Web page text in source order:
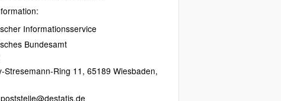
Informationsservice
Bundesamt
Stresemann-Ring 11 , 65189 Wiesbaden,